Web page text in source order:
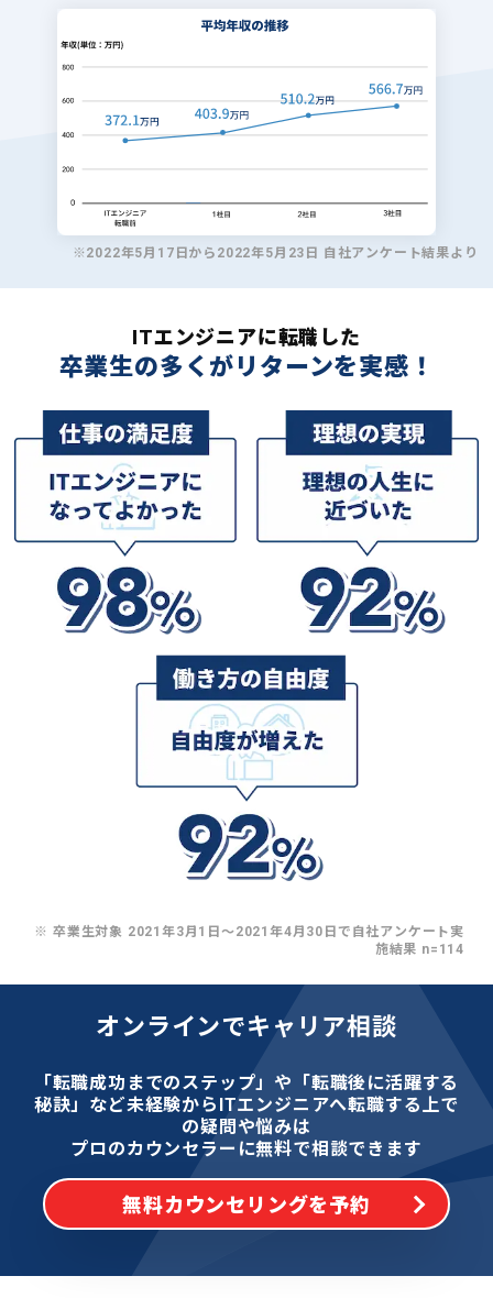
※2022年5月17日から2022年5月23日 自社アンケート結果より
ITエンジニアに転職した
卒業生の多くがリターンを実感！
※ 卒業生対象 2021年3月1日〜2021年4月30日で自社アンケート実
施結果 n=114
オンラインでキャリア相談
「転職成功までのステップ」や「転職後に活躍する
秘訣」など未経験からITエンジニアへ転職する上で
の疑問や悩みは
プロのカウンセラーに無料で相談できます
無料カウンセリングを予約